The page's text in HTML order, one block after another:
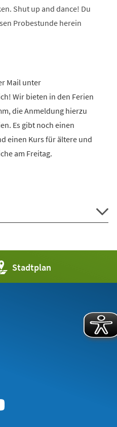
Shut up and dance! Du
Probestunde herein
Mail unter
Wir bieten in den Ferien
die Anmeldung hierzu
Es gibt noch einen
einen Kurs für ältere und
am Freitag.
Stadtplan